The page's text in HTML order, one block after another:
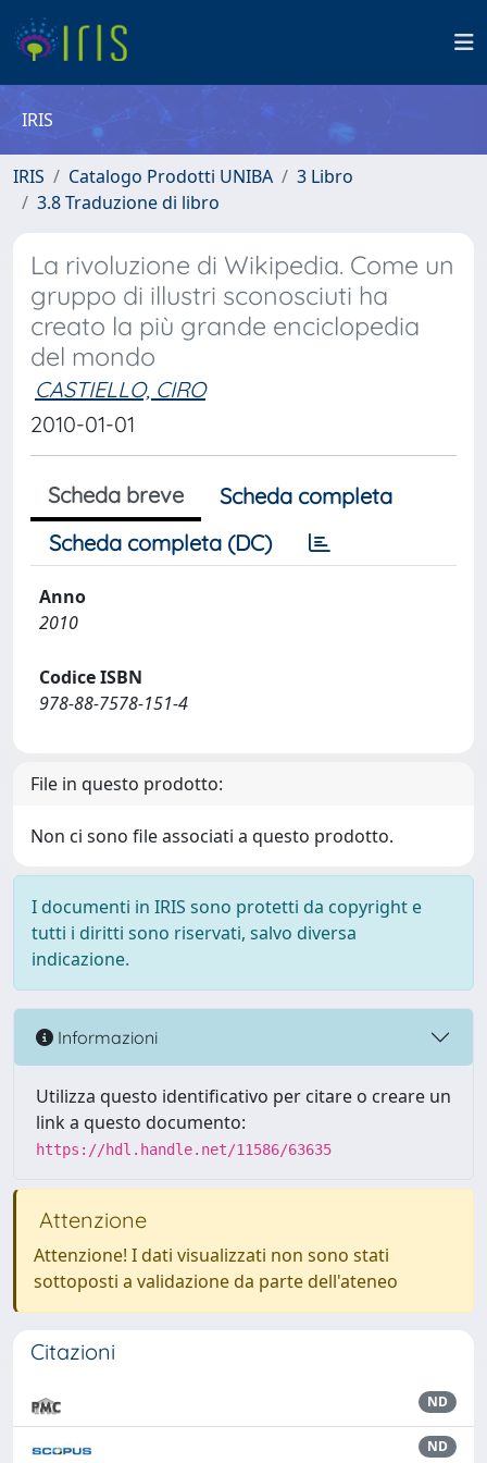
IRIS
IRIS Catalogo Prodotti UNIBA
3 Libro
3.8 Traduzione di libro
La rivoluzione di Wikipedia. Come un
gruppo di illustri sconosciuti ha
creato la più grande enciclopedia
del mondo
CASTIELLO, CIRO
2010-01-01
Scheda breve
Scheda completa
Scheda completa (DC)
Anno
2010
Codice ISBN
978-88-7578-151-4
File in questo prodotto:
Non ci sono file associati a questo prodotto.
I documenti in IRIS sono protetti da copyright e
tutti i diritti sono riservati, salvo diversa
indicazione.
Informazioni
Utilizza questo identificativo per citare o creare un
link a questo documento:
https://hdl.handle.net/11586/63635
Attenzione
Attenzione! I dati visualizzati non sono stati
sottoposti a validazione da parte dell'ateneo
Citazioni
ND
ND